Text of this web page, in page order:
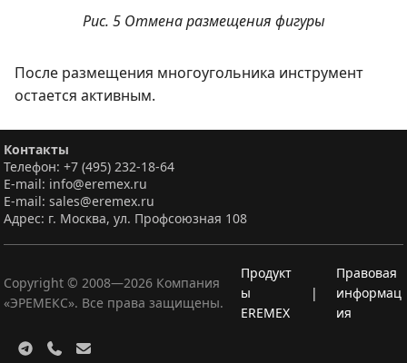
Рис. 5 Отмена размещения фигуры
После размещения многоугольника инструмент
остается активным.
Контакты
Телефон: +7 (495) 232-18-64
E-mail: info@eremex.ru
E-mail: sales@eremex.ru
Адрес: г. Москва, ул. Профсоюзная 108
Copyright © 2008—2026 Компания
«ЭРЕМЕКС». Все права защищены.
Продукт
ы
EREMEX
|
Правовая
информац
ия